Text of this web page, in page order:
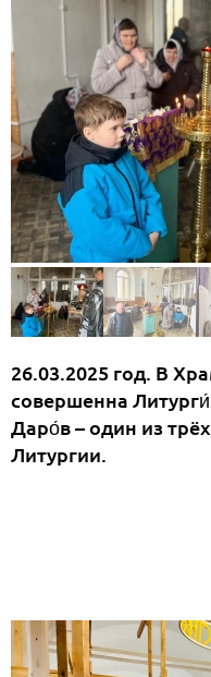
26.03.2025 год. В
совершенна
Даро́в – один из
Литургии.